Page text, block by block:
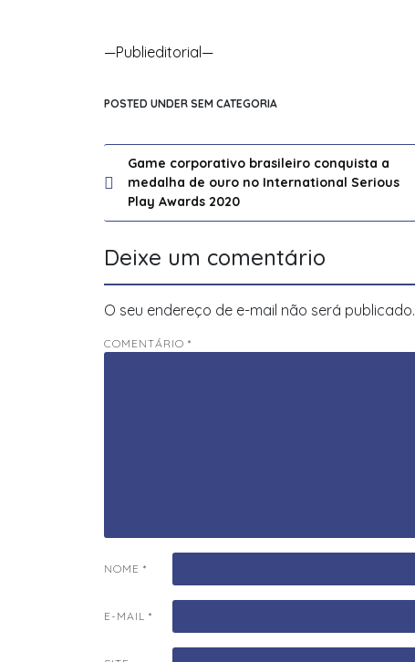
—Publieditorial—
POSTED UNDER SEM CATEGORIA
Navegação
de
Post
Game corporativo brasileiro conquista a
medalha de ouro no International Serious
Play Awards 2020
Deixe um comentário
O seu endereço de e-mail não será publicado.
COMENTÁRIO *
NOME *
E-MAIL *